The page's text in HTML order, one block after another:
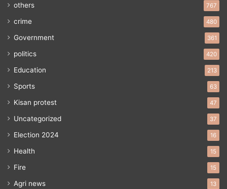
others 767
crime 480
Government 361
politics 420
Education 213
Sports 63
Kisan protest 47
Uncategorized 37
Election 2024 16
Health 15
Fire 15
Agri news 13